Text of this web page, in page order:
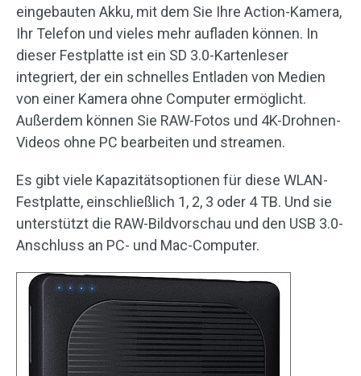
eingebauten Akku, mit dem Sie Ihre Action-Kamera,
Ihr Telefon und vieles mehr aufladen können. In
dieser Festplatte ist ein SD 3.0-Kartenleser
integriert, der ein schnelles Entladen von Medien
von einer Kamera ohne Computer ermöglicht.
Außerdem können Sie RAW-Fotos und 4K-Drohnen-
Videos ohne PC bearbeiten und streamen.
Es gibt viele Kapazitätsoptionen für diese WLAN-
Festplatte, einschließlich 1, 2, 3 oder 4 TB. Und sie
unterstützt die RAW-Bildvorschau und den USB 3.0-
Anschluss an PC- und Mac-Computer.